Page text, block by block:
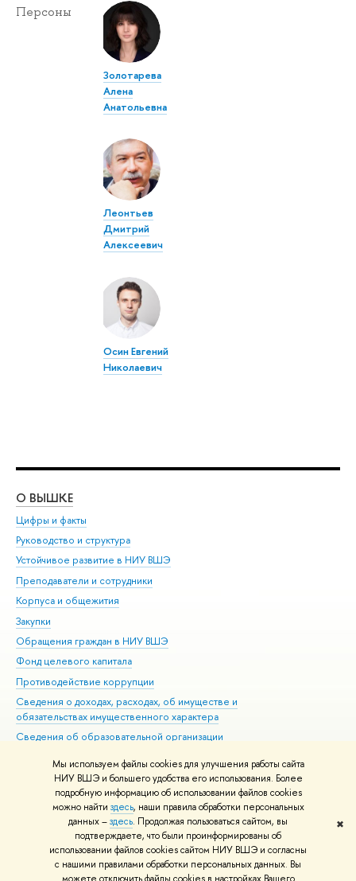
Мы используем файлы cookies для улучшения работы сайта
НИУ ВШЭ и большего удобства его использования. Более
подробную информацию об использовании файлов cookies
можно найти здесь, наши правила обработки персональных
данных –здесь. Продолжая пользоваться сайтом, вы
подтверждаете, что были проинформированы об
использовании файлов cookies сайтом НИУ ВШЭ и согласны
с нашими правилами обработки персональных данных. Вы
✖
Персоны
Золотарева
Алена
Анатольевна
Леонтьев
Дмитрий
Алексеевич
Осин Евгений
Николаевич
О ВЫШКЕ
Цифры и факты
Руководство и структура
Устойчивое развитие в НИУ ВШЭ
Преподаватели и сотрудники
Корпуса и общежития
Закупки
Обращения граждан в НИУ ВШЭ
Фонд целевого капитала
Противодействие коррупции
Сведения о доходах, расходах, об имуществе и
обязательствах имущественного характера
Сведения об образовательной организации
Людям с ограниченными возможностями здоровья
Единая платежная страница
Работа в Вышке
© НИУ ВШЭ 1993–2026 Адреса и контакты Условия использования
материалов Политика конфиденциальности Карта сайта